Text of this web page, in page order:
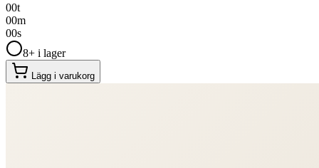
00t
00m
00s
8+ i lager
Lägg i varukorg